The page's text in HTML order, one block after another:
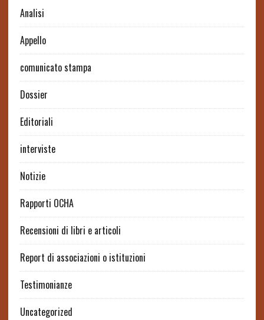
Analisi
Appello
comunicato stampa
Dossier
Editoriali
interviste
Notizie
Rapporti OCHA
Recensioni di libri e articoli
Report di associazioni o istituzioni
Testimonianze
Uncategorized